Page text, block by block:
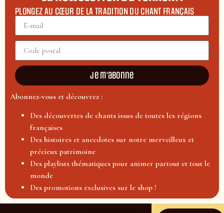
PLONGEZ AU CŒUR DE LA TRADITION DU CHANT FRANÇAIS
Je m'abonne
Abonnez-vous et découvrez :
Des découvertes de chants issus de toutes les régions
françaises
Des histoires et anecdotes sur notre merveilleux et
précieux patrimoine
Des playlists thématiques pour animer partout et tout le
monde
Des promotions exclusives sur le shop !